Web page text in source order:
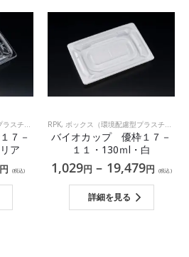
ック） ,洋食
７－
ア
(税込)
RPK,ボックス（環境配慮型プラスチック）
バイオカップ 優枠１７－
１１・130ｍl・白
1,029円 – 19,479円 (税込)
詳細を見る